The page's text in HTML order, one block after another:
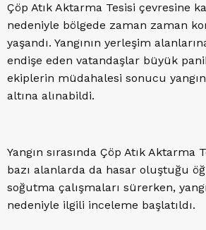
Çöp Atık Aktarma Tesisi çevresine
nedeniyle bölgede zaman zaman
yaşandı. Yangının yerleşim
endişe eden vatandaşlar büyük
ekiplerin müdahalesi sonucu
altına alınabildi.
Yangın sırasında Çöp Atık Aktarma
bazı alanlarda da hasar oluştuğu
soğutma çalışmaları sürerken,
nedeniyle ilgili inceleme başlatıldı.